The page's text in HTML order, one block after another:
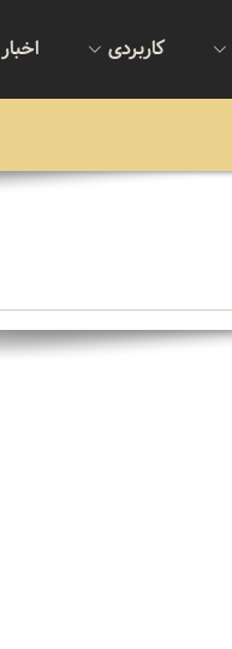
کاربردی اخبار